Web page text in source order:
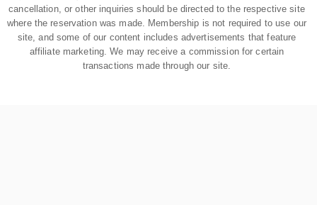
cancellation, or other inquiries should be directed to the respective site
where the reservation was made. Membership is not required to use our
site, and some of our content includes advertisements that feature
affiliate marketing. We may receive a commission for certain
transactions made through our site.